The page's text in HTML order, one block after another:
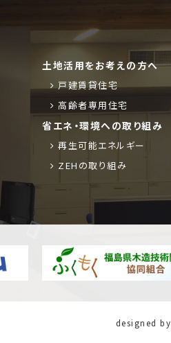
土地活用をお考えの方へ
戸建賃貸住宅
高齢者専用住宅
省エネ・環境への取り組み
再生可能エネルギー
ZEHの取り組み
designed by